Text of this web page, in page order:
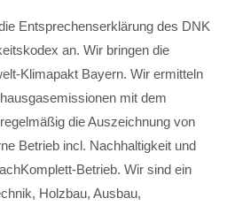
Entsprechenserklärung des DNK
an. Wir bringen die
Klimapakt Bayern. Wir ermitteln
mit dem
die Auszeichnung von
Betrieb incl. Nachhaltigkeit und
Betrieb. Wir sind ein
Holzbau, Ausbau,